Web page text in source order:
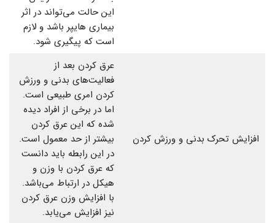
این حالت می‌تواند در اثر
بیماری هایپر باشد و لازم
است که پیگیری شود.
افزایش تحرک بدنی و ورزش کردن
عرق کردن بعد از
فعالیت‌های بدنی و ورزش
کردن امری طبیعی است.
اما در برخی از افراد دیده
شده که این عرق کردن
بیشتر از حد معمول است.
در این رابطه باید دانست
که عرق کردن با وزن و
هیکل در ارتباط می‌باشد.
با افزایش وزن عرق کردن
نیز افزایش می‌یابد.